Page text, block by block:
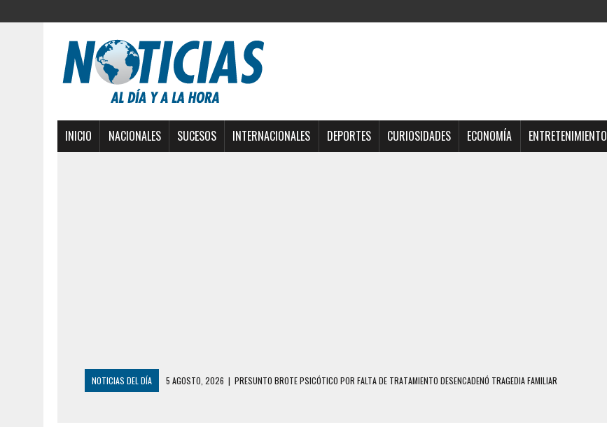
INICIO NACIONALES SUCESOS INTERNACIONALES DEPORTES CURIOSIDADES ECONOMÍA ENTRETENIMIENTO
NOTICIAS DEL DÍA 5 AGOSTO, 2026 | PRESUNTO BROTE PSICÓTICO POR FALTA DE TRATAMIENTO DESENCADENÓ TRAGEDIA FAMILIAR